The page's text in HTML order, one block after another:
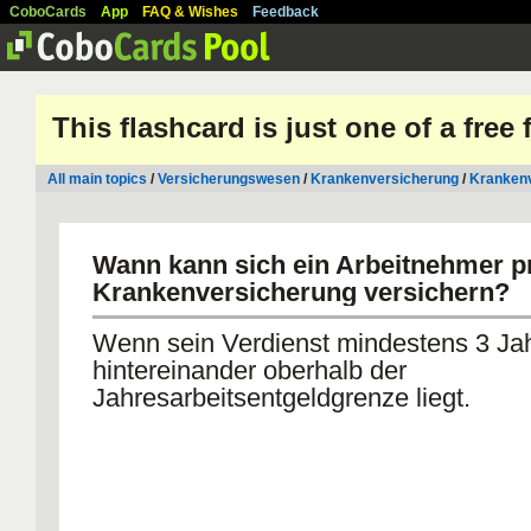
CoboCards App FAQ & Wishes Feedback
This flashcard is just one of a free
All main topics /Versicherungswesen / Krankenversicherung /
Wann kann sich ein Arbeitnehmer
Krankenversicherung versichern?
Wenn sein Verdienst mindestens 3
hintereinander oberhalb der
Jahresarbeitsentgeldgrenze liegt.